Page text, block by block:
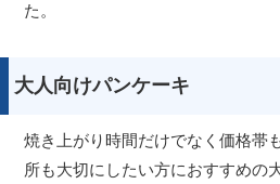
た。
大人向けパンケーキ
焼き上がり時間だけでなく価格帯
所も大切にしたい方におすすめの